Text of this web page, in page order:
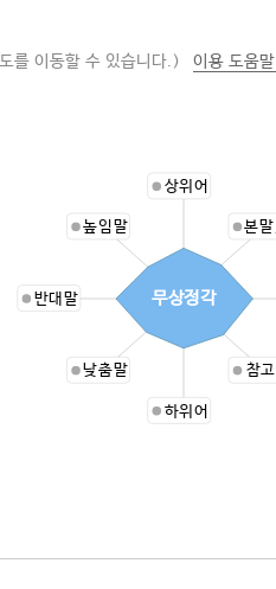
를 이동할 수 있습니다.) 이용 도움
상위어
본
참
하위어
낮춤말
반대말
높임말
무상정각